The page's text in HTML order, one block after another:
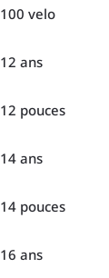
100 velo
12 ans
12 pouces
14 ans
14 pouces
16 ans